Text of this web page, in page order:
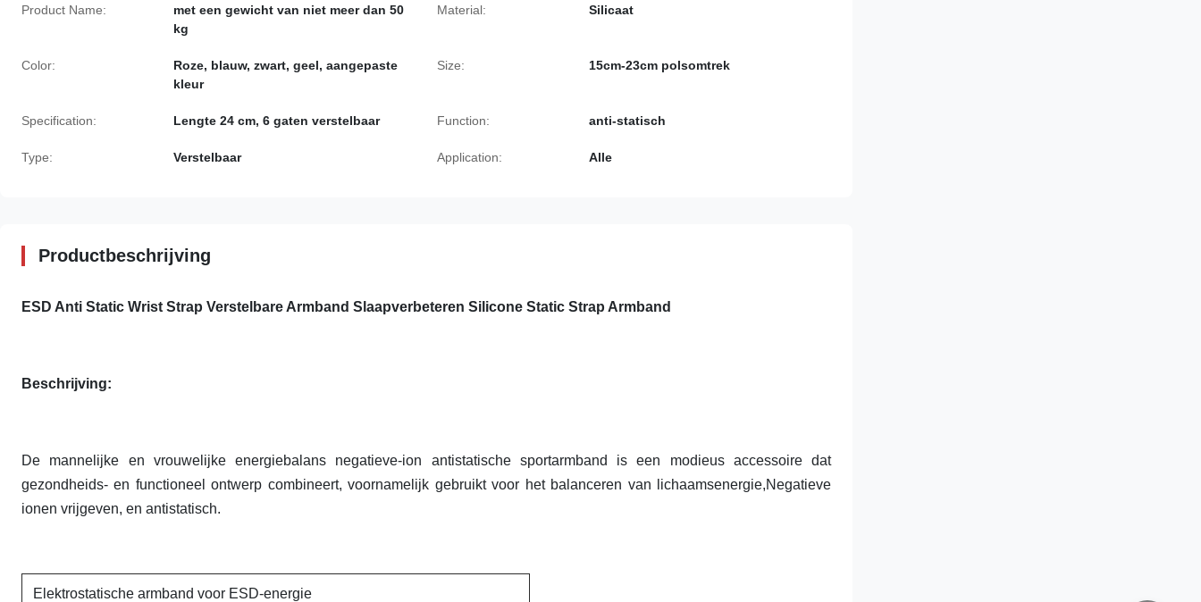
Product Name:
met een gewicht van niet meer dan 50
kg
Material: Silicaat
Color:
Roze, blauw, zwart, geel, aangepaste
kleur
Size: 15cm-23cm polsomtrek
Specification: Lengte 24 cm, 6 gaten verstelbaar Function: anti-statisch
Type: Verstelbaar Application: Alle
Productbeschrijving
ESD Anti Static Wrist Strap Verstelbare Armband Slaapverbeteren Silicone Static Strap Armband
Beschrijving:
De mannelijke en vrouwelijke energiebalans negatieve-ion antistatische sportarmband is een modieus accessoire dat
gezondheids- en functioneel ontwerp combineert, voornamelijk gebruikt voor het balanceren van lichaamsenergie,Negatieve
ionen vrijgeven, en antistatisch.
Elektrostatische armband voor ESD-energie